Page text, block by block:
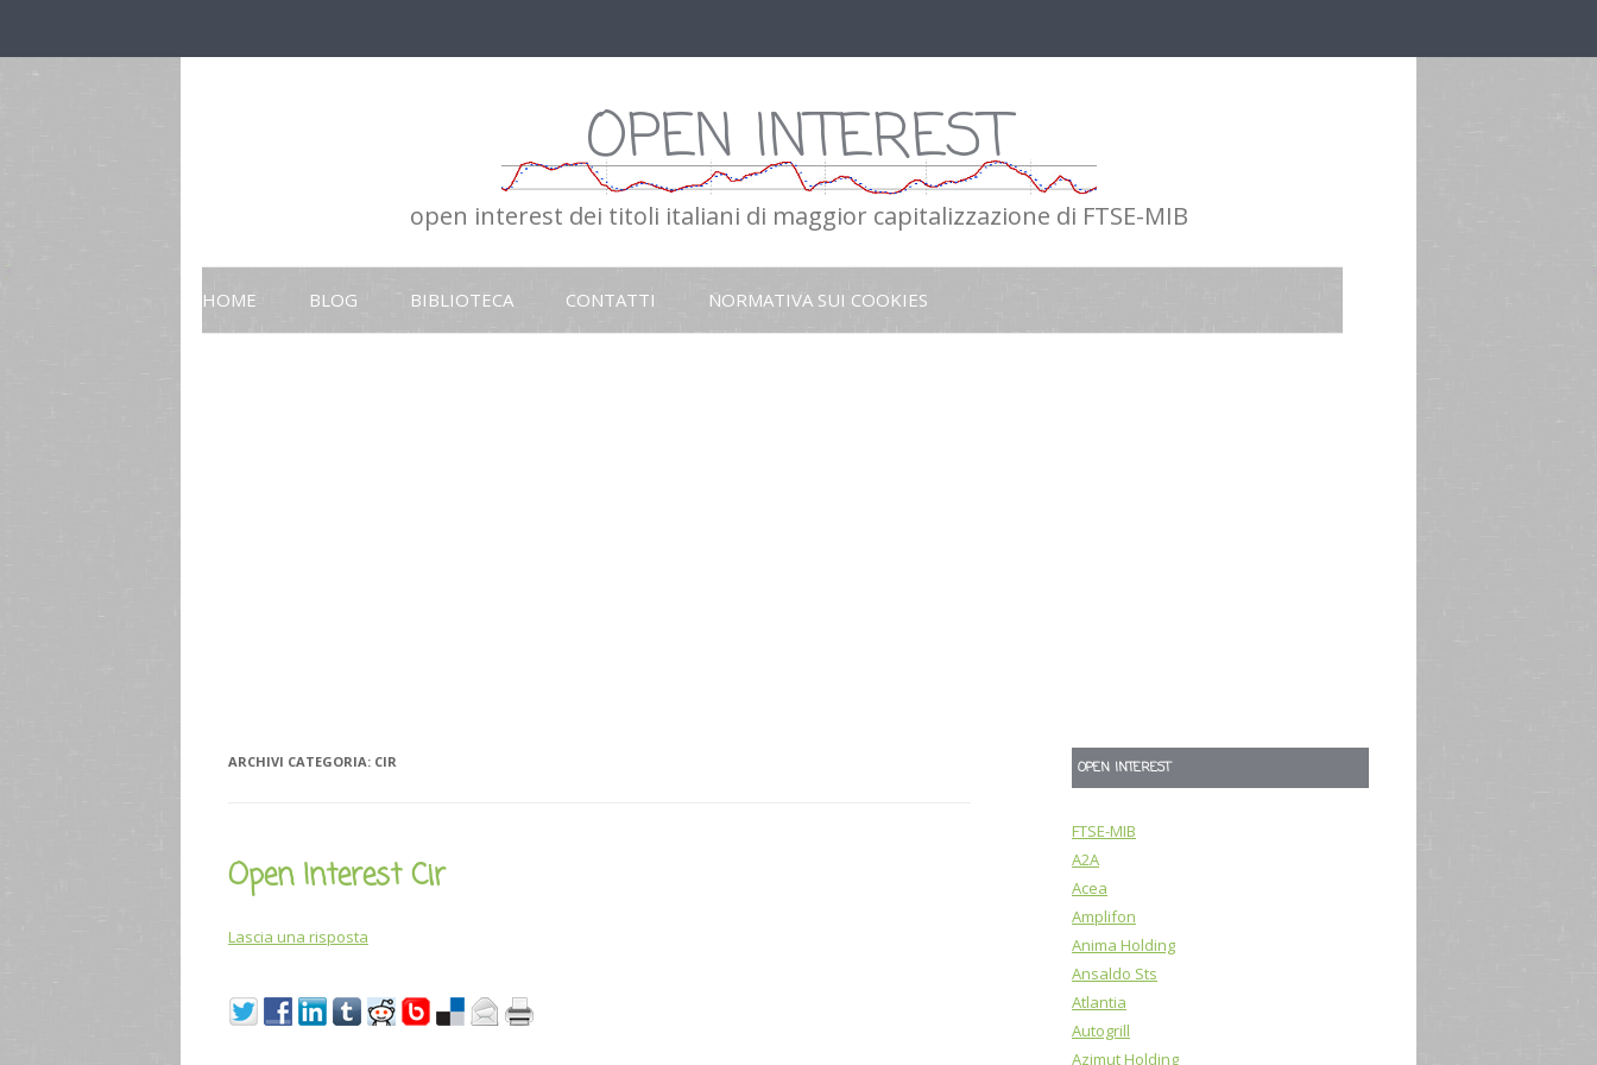
OPEN INTEREST
open interest dei titoli italiani di maggior capitalizzazione di FTSE-MIB
Vai
al
contenuto
HOME BLOG BIBLIOTECA CONTATTI NORMATIVA SUI COOKIES
ARCHIVI CATEGORIA: CIR
Open Interest Cir
Lascia una risposta
OPEN INTEREST
FTSE-MIB
A2A
Acea
Amplifon
Anima Holding
Ansaldo Sts
Atlantia
Autogrill
Azimut Holding